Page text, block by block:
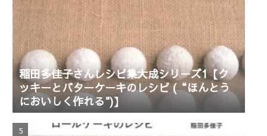
稲田多佳子さんレシピ集大成シリーズ1【ク
ッキーとバターケーキのレシピ (“ほんとう
においしく作れる")】